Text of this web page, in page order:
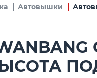
Автовышки